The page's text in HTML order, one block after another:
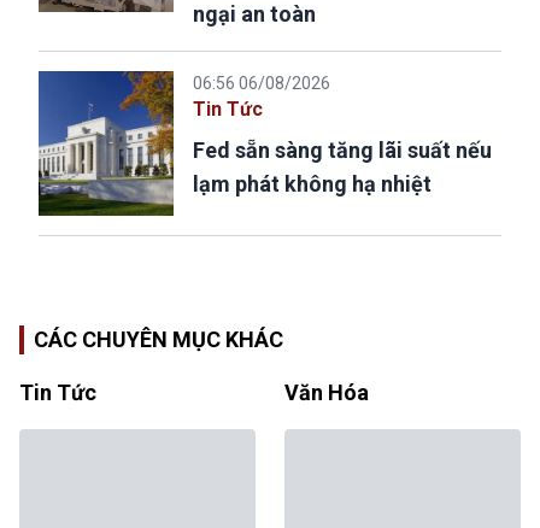
ngại an toàn
06:56 06/08/2026
Tin Tức
Fed sẵn sàng tăng lãi suất nếu
lạm phát không hạ nhiệt
CÁC CHUYÊN MỤC KHÁC
Tin Tức Văn Hóa